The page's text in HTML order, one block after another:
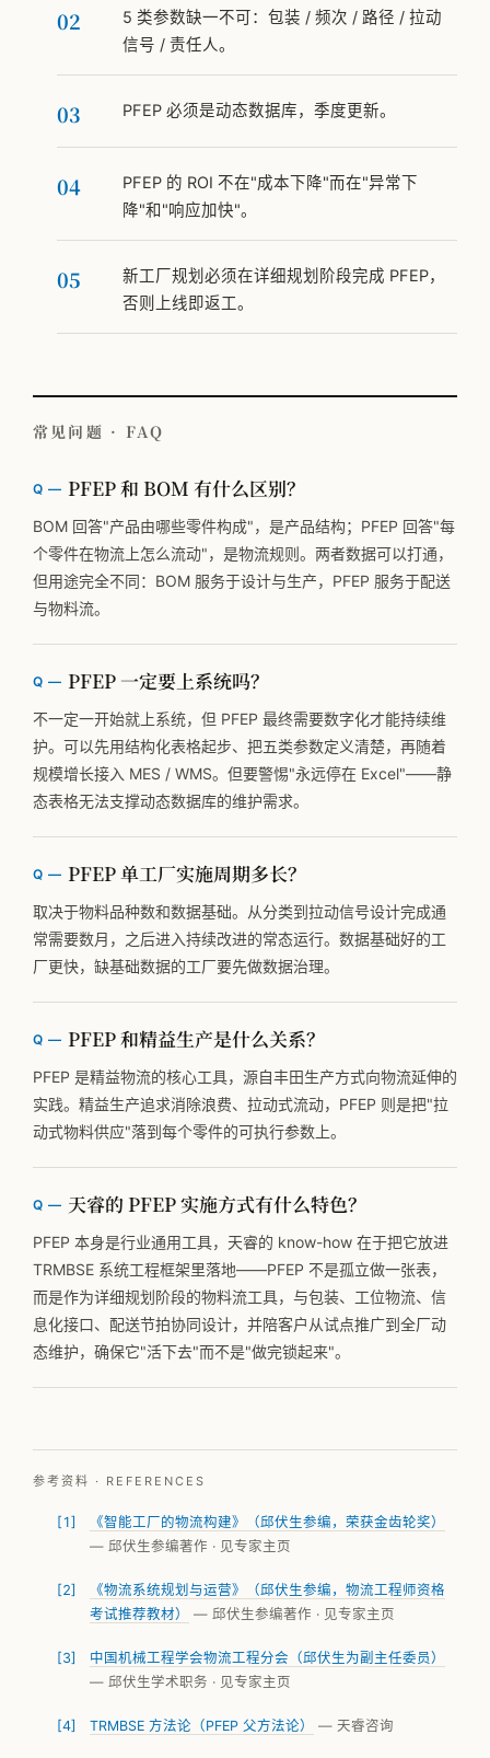
5 类参数缺一不可：包装 / 频次 / 路径 / 拉动
信号 / 责任人。
PFEP 必须是动态数据库，季度更新。
PFEP 的 ROI 不在"成本下降"而在"异常下
降"和"响应加快"。
新工厂规划必须在详细规划阶段完成 PFEP，
否则上线即返工。
常见问题 · FAQ
PFEP 和 BOM 有什么区别？
BOM 回答"产品由哪些零件构成"，是产品结构；PFEP 回答"每
个零件在物流上怎么流动"，是物流规则。两者数据可以打通，
但用途完全不同：BOM 服务于设计与生产，PFEP 服务于配送
与物料流。
PFEP 一定要上系统吗？
不一定一开始就上系统，但 PFEP 最终需要数字化才能持续维
护。可以先用结构化表格起步、把五类参数定义清楚，再随着
规模增长接入 MES / WMS。但要警惕"永远停在 Excel"——静
态表格无法支撑动态数据库的维护需求。
PFEP 单工厂实施周期多长？
取决于物料品种数和数据基础。从分类到拉动信号设计完成通
常需要数月，之后进入持续改进的常态运行。数据基础好的工
厂更快，缺基础数据的工厂要先做数据治理。
PFEP 和精益生产是什么关系？
PFEP 是精益物流的核心工具，源自丰田生产方式向物流延伸的
实践。精益生产追求消除浪费、拉动式流动，PFEP 则是把"拉
动式物料供应"落到每个零件的可执行参数上。
天睿的 PFEP 实施方式有什么特色？
PFEP 本身是行业通用工具，天睿的 know-how 在于把它放进
TRMBSE 系统工程框架里落地——PFEP 不是孤立做一张表，
而是作为详细规划阶段的物料流工具，与包装、工位物流、信
息化接口、配送节拍协同设计，并陪客户从试点推广到全厂动
态维护，确保它"活下去"而不是"做完锁起来"。
参考资料 · REFERENCES
《智能工厂的物流构建》（邱伏生参编，荣获金齿轮奖）
— 邱伏生参编著作 · 见专家主页
《物流系统规划与运营》（邱伏生参编，物流工程师资格
考试推荐教材）
— 邱伏生参编著作 · 见专家主页
中国机械工程学会物流工程分会（邱伏生为副主任委员）
— 邱伏生学术职务 · 见专家主页
TRMBSE 方法论（PFEP 父方法论） — 天睿咨询